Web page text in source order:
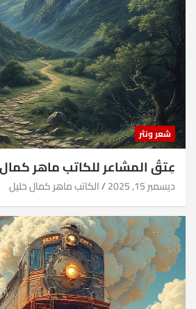
شعر ونثر
عِتقُ المشاعر للكاتب ماهر
ديسمبر 15, 2025 الكاتب ماهر كمال خليل